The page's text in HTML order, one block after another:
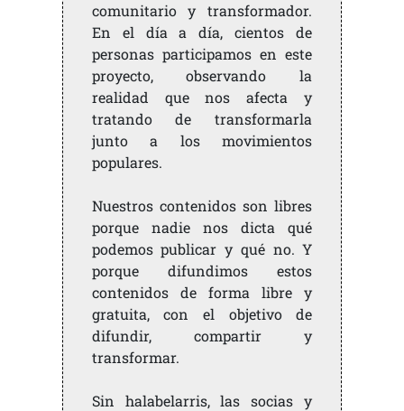
comunitario y transformador.
En el día a día, cientos de
personas participamos en este
proyecto, observando la
realidad que nos afecta y
tratando de transformarla
junto a los movimientos
populares.
Nuestros contenidos son libres
porque nadie nos dicta qué
podemos publicar y qué no. Y
porque difundimos estos
contenidos de forma libre y
gratuita, con el objetivo de
difundir, compartir y
transformar.
Sin halabelarris, las socias y